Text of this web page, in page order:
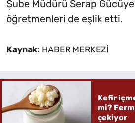
Şube Müdürü Serap
öğretmenleri de eşlik etti.
Kaynak: HABER MERKEZİ
Kefir
mi?
çekiyor